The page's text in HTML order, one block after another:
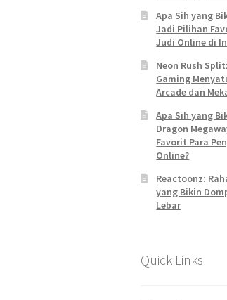
Apa Sih yang
Jadi Pilihan
Judi Online di
Neon Rush
Gaming
Arcade dan
Apa Sih yang
Dragon
Favorit Para
Online?
Reactoonz:
yang Bikin
Lebar
Quick Links